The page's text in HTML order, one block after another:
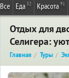
Все Еда 32 Красота 91
Отдых для
Селигера:
Главная Туры